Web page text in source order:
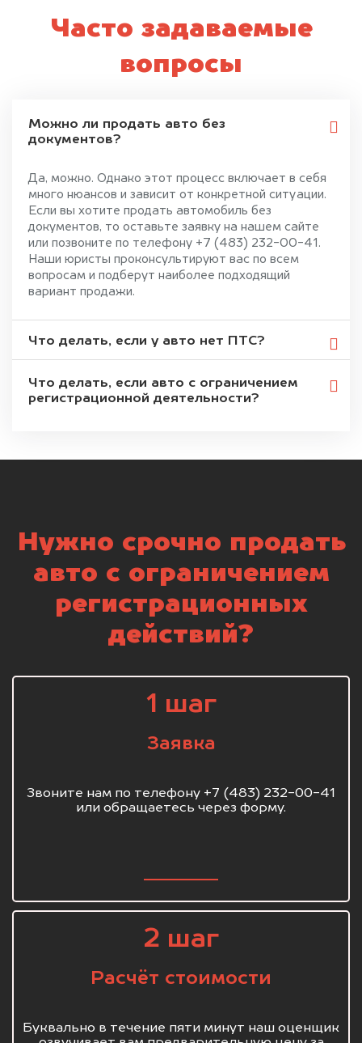
Часто задаваемые
вопросы
Можно ли продать авто без
документов?
Да, можно. Однако этот процесс включает в себя
много нюансов и зависит от конкретной ситуации.
Если вы хотите продать автомобиль без
документов, то оставьте заявку на нашем сайте
или позвоните по телефону +7 (483) 232-00-41.
Наши юристы проконсультируют вас по всем
вопросам и подберут наиболее подходящий
вариант продажи.
Что делать, если у авто нет ПТС?
Что делать, если авто с ограничением
регистрационной деятельности?
Нужно срочно продать
авто с ограничением
регистрационных
действий?
1 шаг
Заявка
Звоните нам по телефону +7 (483) 232-00-41
или обращаетесь через форму.
2 шаг
Расчёт стоимости
Буквально в течение пяти минут наш оценщик